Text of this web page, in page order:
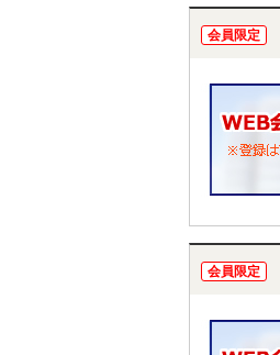
会員限定
会員限定